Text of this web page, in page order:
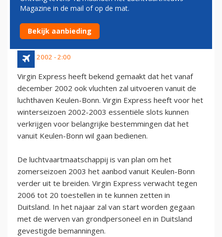
DIENSTEN UIT NAAR
DUITSLAND
10 juli 2002 - 2:00
Virgin Express heeft bekend gemaakt dat het vanaf
december 2002 ook vluchten zal uitvoeren vanuit de
luchthaven Keulen-Bonn. Virgin Express heeft voor het
winterseizoen 2002-2003 essentiële slots kunnen
verkrijgen voor belangrijke bestemmingen dat het
vanuit Keulen-Bonn wil gaan bedienen.
De luchtvaartmaatschappij is van plan om het
zomerseizoen 2003 het aanbod vanuit Keulen-Bonn
verder uit te breiden. Virgin Express verwacht tegen
2006 tot 20 toestellen in te kunnen zetten in
Duitsland. In het najaar zal van start worden gegaan
met de werven van grondpersoneel en in Duitsland
gevestigde bemanningen.
Magazine in de mail of op de mat.
Bekijk aanbieding